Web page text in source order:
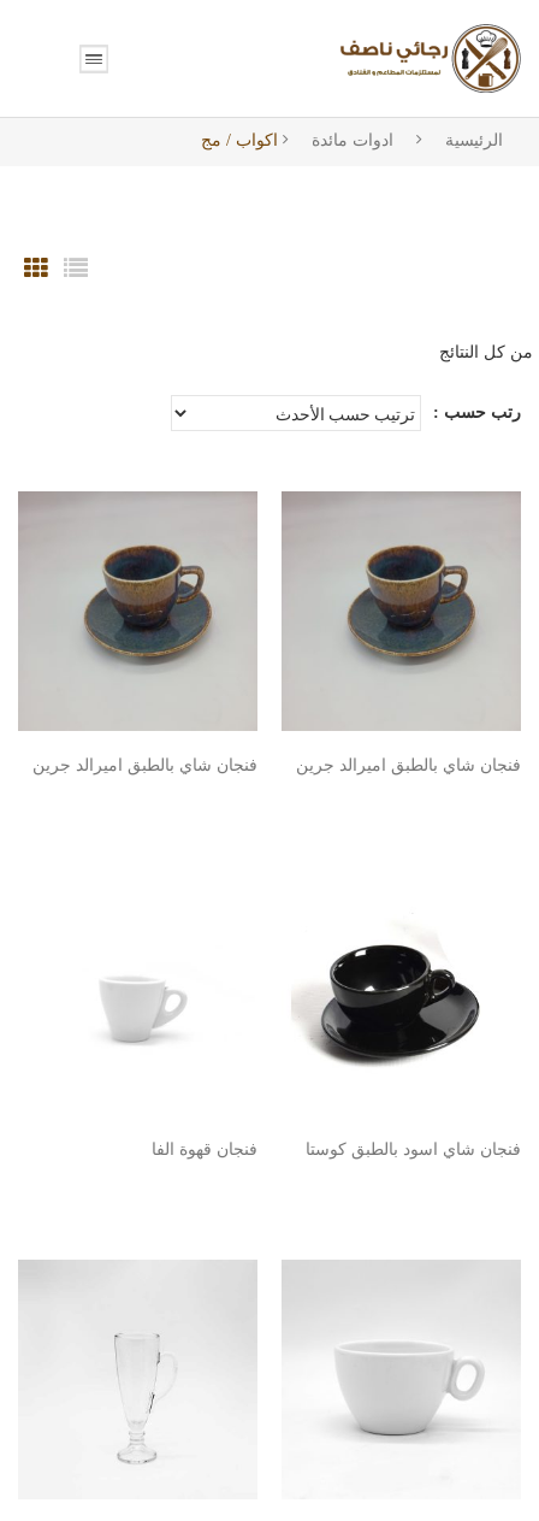
الرئيسية ادوات مائدة اكواب / مج
حسب
رتب حسب :
فنجان شاي بالطبق اميرالد جرين فنجان شاي بالطبق اميرالد جرين
فنجان شاي اسود بالطبق كوستا فنجان قهوة الفا